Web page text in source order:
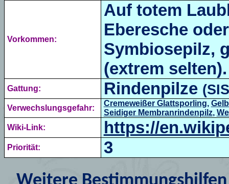
Vorkommen:
Auf totem
Eberesche
Symbiosepilz,
(extrem selten).
Gattung: Rindenpilze (
Verwechslungsgefahr:
Cremeweißer Glattsporling,
Seidiger Membranrindenpilz,
Wiki-Link:
https://
Priorität: 3